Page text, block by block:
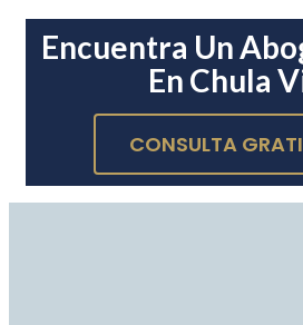
Encuentra Un
En Chula
CONSULTA